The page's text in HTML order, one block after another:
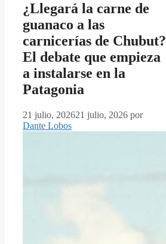
¿Llegará la carne de
guanaco a las
carnicerías de Chubut?
El debate que empieza
a instalarse en la
Patagonia
21 julio, 202621 julio, 2026 por
Dante Lobos